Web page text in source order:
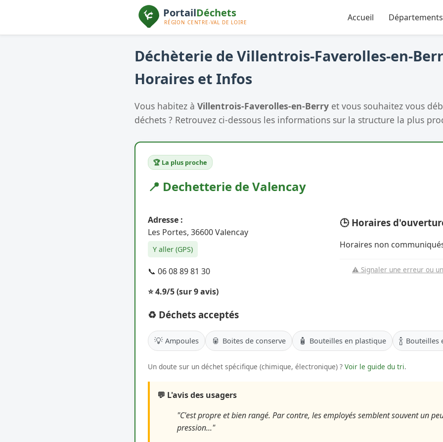
Accueil
Déchèterie de Villentrois-Faverolles-en-
Horaires et Infos
Vous habitez à Villentrois-Faverolles-en-Berry et vous souhaitez vous
déchets ? Retrouvez ci-dessous les informations sur la structure la plus
🏆 La plus proche
📍 Dechetterie de Valencay
Adresse :
Les Portes, 36600 Valencay
Y aller (GPS)
📞 06 08 89 81 30
⭐ 4.9/5(sur 9 avis)
🕒 Horaires
Horaires non
⚠️ Signaler une erreur ou
♻️ Déchets acceptés
💡 Ampoules 🥫 Boites de conserve 🧴 Bouteilles en plastique 🍾 Bouteilles
Un doute sur un déchet spécifique (chimique, électronique) ? Voir le guide du tri.
💬 L'avis des usagers
"C'est propre et bien rangé. Par contre, les employés semblent souvent un
pression..."